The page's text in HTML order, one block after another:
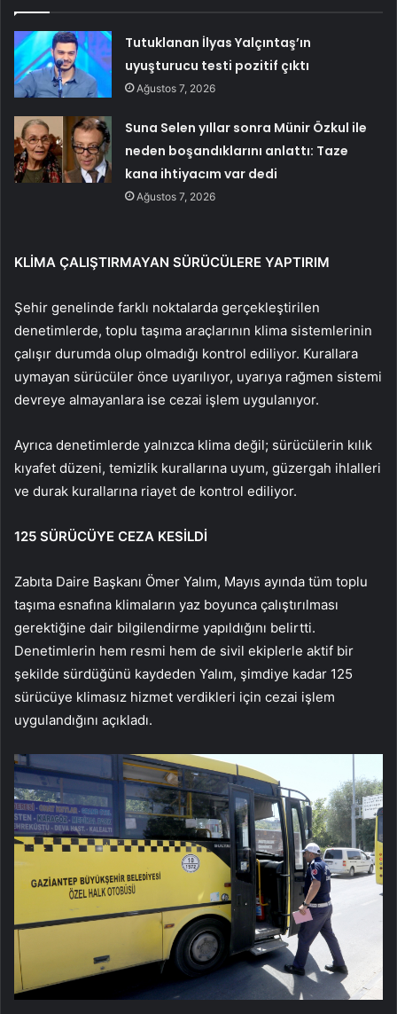
Tutuklanan İlyas Yalçıntaş’ın
uyuşturucu testi pozitif çıktı
Ağustos 7, 2026
Suna Selen yıllar sonra Münir Özkul ile
neden boşandıklarını anlattı: Taze
kana ihtiyacım var dedi
Ağustos 7, 2026
KLİMA ÇALIŞTIRMAYAN SÜRÜCÜLERE YAPTIRIM
Şehir genelinde farklı noktalarda gerçekleştirilen
denetimlerde, toplu taşıma araçlarının klima sistemlerinin
çalışır durumda olup olmadığı kontrol ediliyor. Kurallara
uymayan sürücüler önce uyarılıyor, uyarıya rağmen sistemi
devreye almayanlara ise cezai işlem uygulanıyor.
Ayrıca denetimlerde yalnızca klima değil; sürücülerin kılık
kıyafet düzeni, temizlik kurallarına uyum, güzergah ihlalleri
ve durak kurallarına riayet de kontrol ediliyor.
125 SÜRÜCÜYE CEZA KESİLDİ
Zabıta Daire Başkanı Ömer Yalım, Mayıs ayında tüm toplu
taşıma esnafına klimaların yaz boyunca çalıştırılması
gerektiğine dair bilgilendirme yapıldığını belirtti.
Denetimlerin hem resmi hem de sivil ekiplerle aktif bir
şekilde sürdüğünü kaydeden Yalım, şimdiye kadar 125
sürücüye klimasız hizmet verdikleri için cezai işlem
uygulandığını açıkladı.